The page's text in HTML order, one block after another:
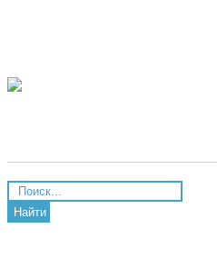
Найти